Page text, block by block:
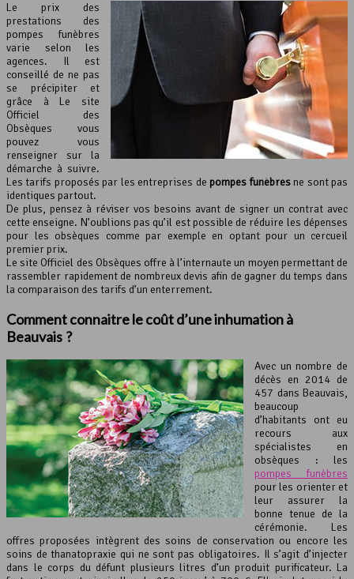
Le prix des
prestations des
pompes funèbres
varie selon les
agences. Il est
conseillé de ne pas
se précipiter et
grâce à Le site
Officiel des
Obsèques vous
pouvez vous
renseigner sur la
démarche à suivre.
Les tarifs proposés par les entreprises de pompes funèbresne sont pas
identiques partout.
De plus, pensez à réviser vos besoins avant de signer un contrat avec
cette enseigne. N’oublions pas qu’il est possible de réduire les dépenses
pour les obsèques comme par exemple en optant pour un cercueil
premier prix.
Le site Officiel des Obsèques offre à l’internaute un moyen permettant de
rassembler rapidement de nombreux devis afin de gagner du temps dans
la comparaison des tarifs d’un enterrement.
Comment connaitre le coût d’une inhumation à
Beauvais ?
Avec un nombre de
décès en 2014 de
457 dans Beauvais,
beaucoup
d’habitants ont eu
recours aux
spécialistes en
obsèques : les
pompes funèbres
pour les orienter et
leur assurer la
bonne tenue de la
cérémonie. Les
offres proposées intègrent des soins de conservation ou encore les
soins de thanatopraxie qui ne sont pas obligatoires. Il s’agit d’injecter
dans le corps du défunt plusieurs litres d’un produit purificateur. La